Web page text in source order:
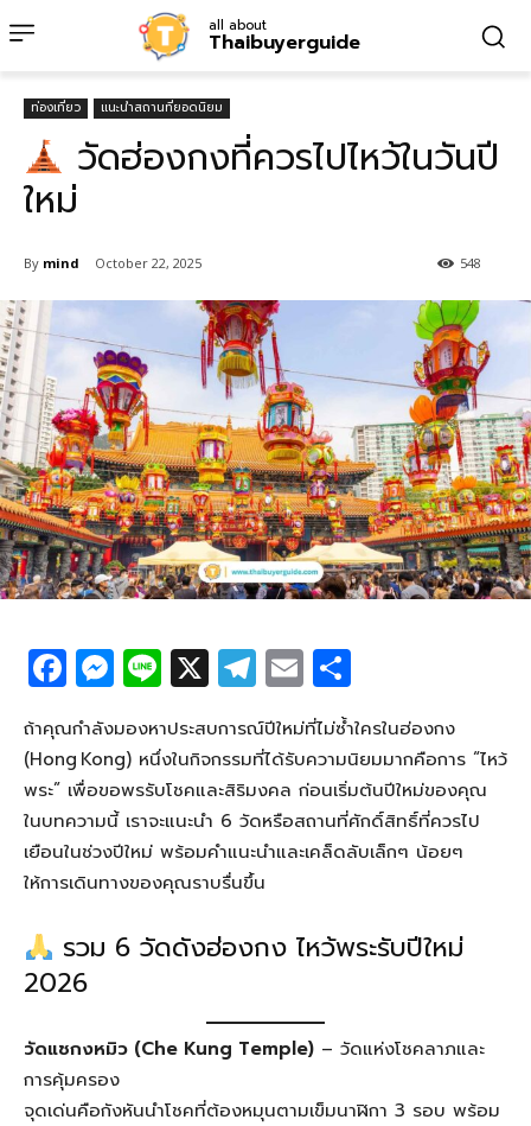
all about
Thaibuyerguide
ท่องเที่ยว แนะนำสถานที่ยอดนิยม
วัดฮ่องกงที่ควรไปไหว้ในวันปี
ใหม่
By mind October 22, 2025 548
F
a
c
e
b
o
o
k
M
e
ss
e
n
g
er
Li
n
e
X T
el
e
g
ra
m
E
m
ail
h
ar
e
ถ้าคุณกำลังมองหาประสบการณ์ปีใหม่ที่ไม่ซ้ำใครในฮ่องกง
(Hong Kong) หนึ่งในกิจกรรมที่ได้รับความนิยมมากคือการ “ไหว้
พระ” เพื่อขอพรรับโชคและสิริมงคล ก่อนเริ่มต้นปีใหม่ของคุณ
ในบทความนี้ เราจะแนะนำ 6 วัดหรือสถานที่ศักดิ์สิทธิ์ที่ควรไป
เยือนในช่วงปีใหม่ พร้อมคำแนะนำและเคล็ดลับเล็กๆ น้อยๆ
ให้การเดินทางของคุณราบรื่นขึ้น
รวม 6 วัดดังฮ่องกง ไหว้พระรับปีใหม่
2026
วัดแชกงหมิว (Che Kung Temple) – วัดแห่งโชคลาภและ
การคุ้มครอง
จุดเด่นคือกังหันนำโชคที่ต้องหมุนตามเข็มนาฬิกา 3 รอบ พร้อม